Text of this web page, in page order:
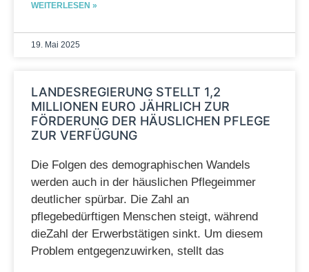
WEITERLESEN »
19. Mai 2025
LANDESREGIERUNG STELLT 1,2
MILLIONEN EURO JÄHRLICH ZUR
FÖRDERUNG DER HÄUSLICHEN PFLEGE
ZUR VERFÜGUNG
Die Folgen des demographischen Wandels
werden auch in der häuslichen Pflegeimmer
deutlicher spürbar. Die Zahl an
pflegebedürftigen Menschen steigt, während
dieZahl der Erwerbstätigen sinkt. Um diesem
Problem entgegenzuwirken, stellt das